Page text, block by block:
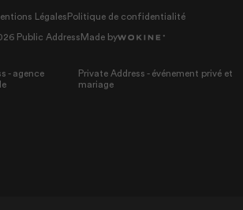
Légales Politique de confidentialité
Public Address Made by
- agence
Private Address - événement privé et
mariage